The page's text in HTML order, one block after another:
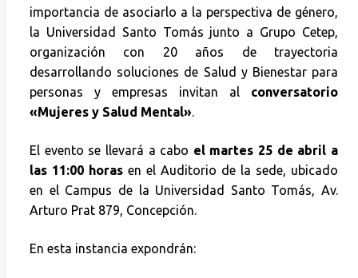
importancia de asociarlo a la perspectiva de género,
la Universidad Santo Tomás junto a Grupo Cetep,
organización con 20 años de trayectoria
desarrollando soluciones de Salud y Bienestar para
personas y empresas invitan al conversatorio
«Mujeres y Salud Mental».
El evento se llevará a cabo el martes 25 de abril a
las 11:00 horas en el Auditorio de la sede, ubicado
en el Campus de la Universidad Santo Tomás, Av.
Arturo Prat 879, Concepción.
En esta instancia expondrán: